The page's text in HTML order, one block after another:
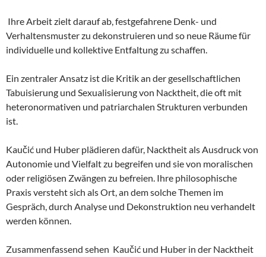
Ihre Arbeit zielt darauf ab, festgefahrene Denk- und
Verhaltensmuster zu dekonstruieren und so neue Räume für
individuelle und kollektive Entfaltung zu schaffen.
Ein zentraler Ansatz ist die Kritik an der gesellschaftlichen
Tabuisierung und Sexualisierung von Nacktheit, die oft mit
heteronormativen und patriarchalen Strukturen verbunden
ist.
Kaučić und Huber plädieren dafür, Nacktheit als Ausdruck von
Autonomie und Vielfalt zu begreifen und sie von moralischen
oder religiösen Zwängen zu befreien. Ihre philosophische
Praxis versteht sich als Ort, an dem solche Themen im
Gespräch, durch Analyse und Dekonstruktion neu verhandelt
werden können.
Zusammenfassend sehen Kaučić und Huber in der Nacktheit